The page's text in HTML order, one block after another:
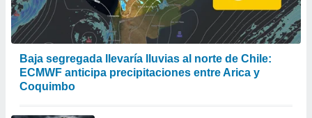
Baja segregada llevaría lluvias al norte de Chile:
ECMWF anticipa precipitaciones entre Arica y
Coquimbo